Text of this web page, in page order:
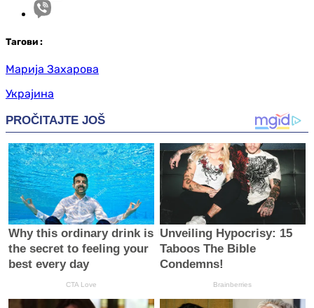
Тагови :
Марија Захарова
Украјина